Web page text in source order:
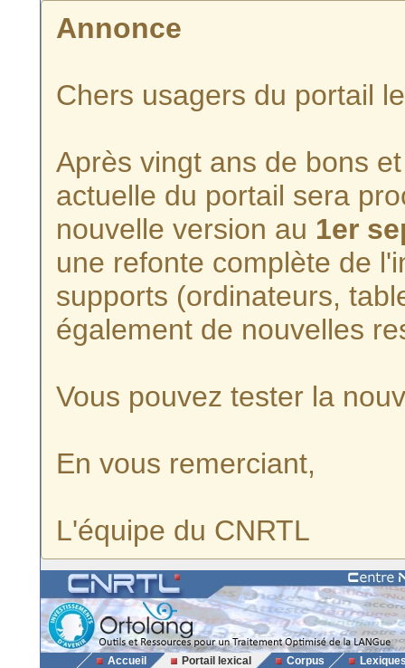
Annonce
Chers usagers du portail
Après vingt ans de bons
actuelle du portail sera
nouvelle version au 1er
une refonte complète de
supports (ordinateurs,
également de nouvelles
Vous pouvez tester la
En vous remerciant,
L'équipe du CNRTL
Accueil Portail lexical Corpus